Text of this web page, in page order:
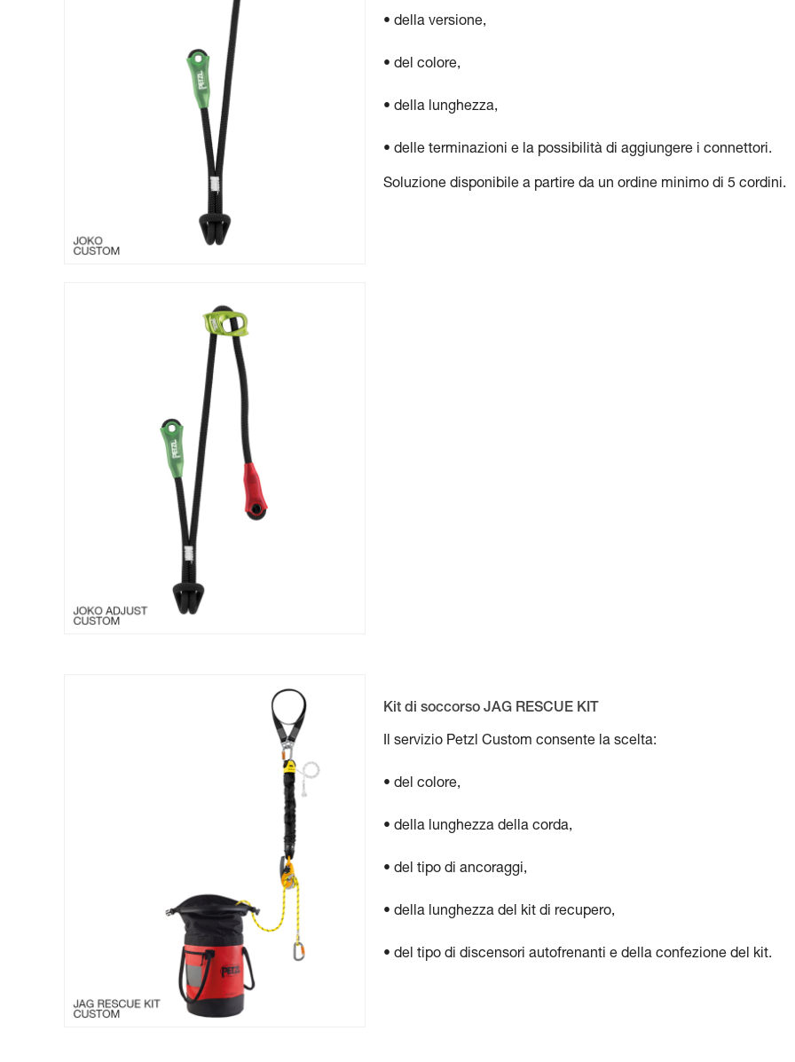
• della versione,
• del colore,
• della lunghezza,
• delle terminazioni e la possibilità di aggiungere i connettori.
Soluzione disponibile a partire da un ordine minimo di 5 cordini.
Kit di soccorso JAG RESCUE KIT
Il servizio Petzl Custom consente la scelta:
• del colore,
• della lunghezza della corda,
• del tipo di ancoraggi,
• della lunghezza del kit di recupero,
• del tipo di discensori autofrenanti e della confezione del kit.